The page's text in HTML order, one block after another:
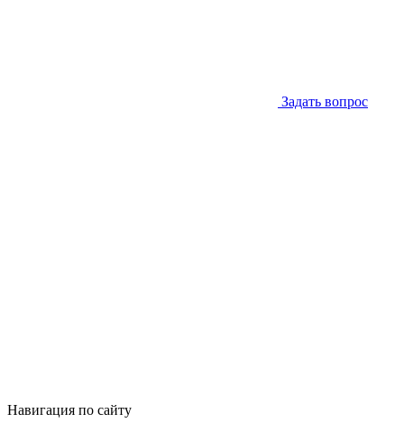
Задать вопрос
Навигация по сайту